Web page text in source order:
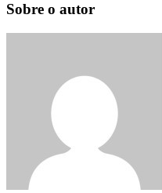
Sobre o autor